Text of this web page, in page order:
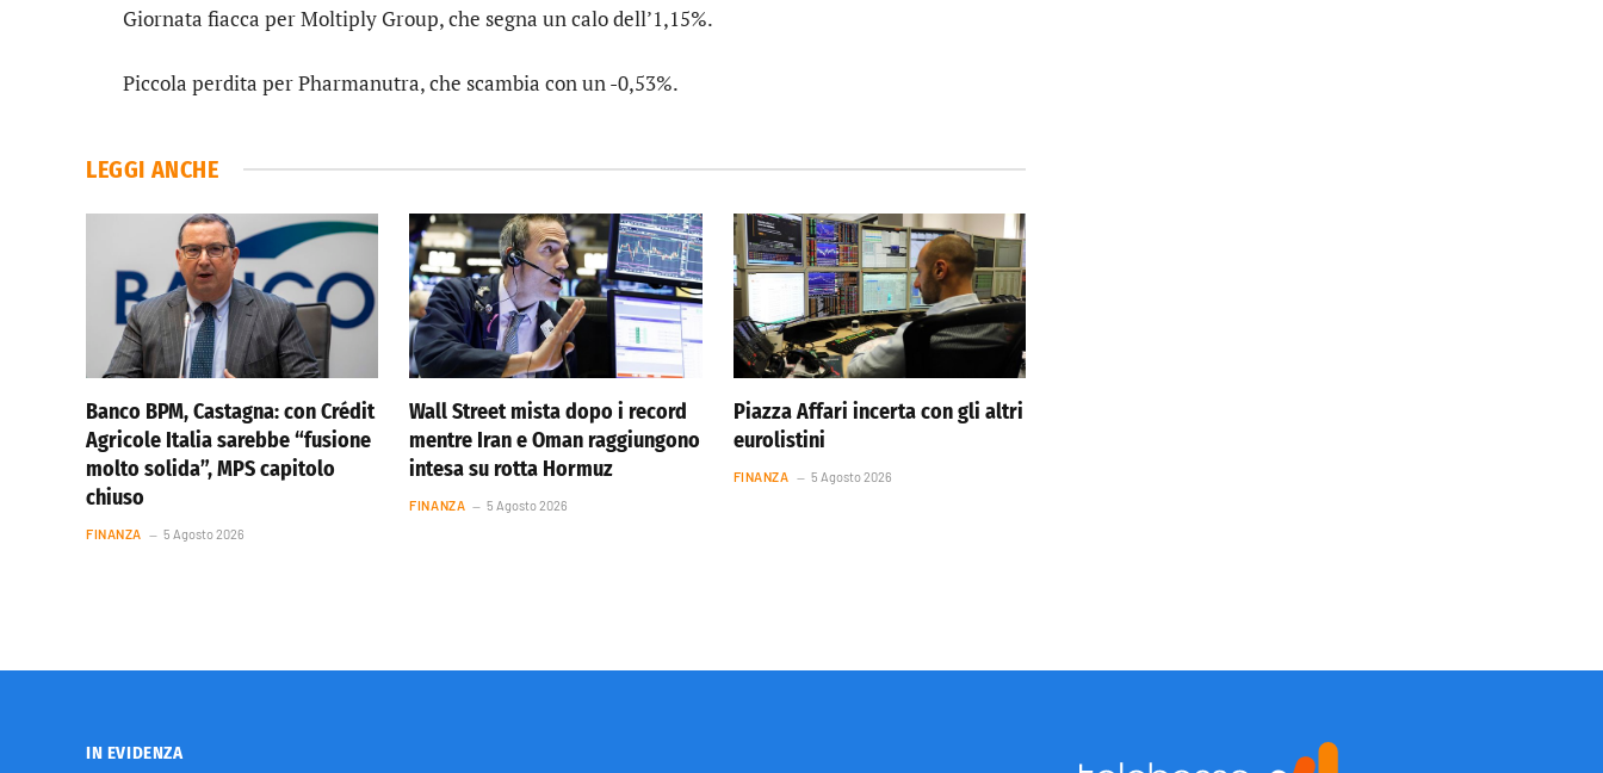
Giornata fiacca perMoltiply Group, che segna un calo dell’1,15%.
Piccola perdita perPharmanutra, che scambia con un -0,53%.
LEGGI ANCHE
Banco BPM, Castagna: con Crédit
Agricole Italia sarebbe “fusione
molto solida”, MPS capitolo
chiuso
FINANZA 5 Agosto 2026
Wall Street mista dopo i record
mentre Iran e Oman raggiungono
intesa su rotta Hormuz
FINANZA 5 Agosto 2026
Piazza Affari incerta con gli altri
eurolistini
FINANZA 5 Agosto 2026
IN EVIDENZA